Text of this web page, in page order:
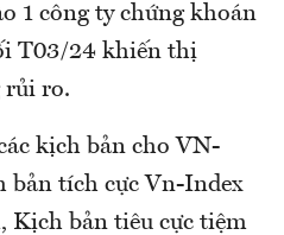
1 công ty chứng khoán
T03/24 khiến thị
rủi ro.
kịch bản cho VN-
bản tích cực Vn-Index
Kịch bản tiêu cực tiệm